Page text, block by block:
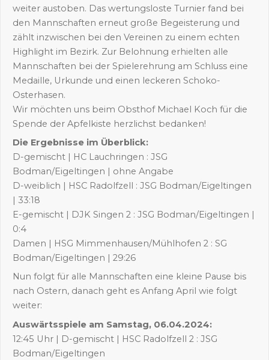
weiter austoben. Das wertungsloste Turnier fand bei
den Mannschaften erneut große Begeisterung und
zählt inzwischen bei den Vereinen zu einem echten
Highlight im Bezirk. Zur Belohnung erhielten alle
Mannschaften bei der Spielerehrung am Schluss eine
Medaille, Urkunde und einen leckeren Schoko-
Osterhasen.
Wir möchten uns beim Obsthof Michael Koch für die
Spende der Apfelkiste herzlichst bedanken!
Die Ergebnisse im Überblick:
D-gemischt | HC Lauchringen : JSG
Bodman/Eigeltingen | ohne Angabe
D-weiblich | HSC Radolfzell : JSG Bodman/Eigeltingen
| 33:18
E-gemischt | DJK Singen 2 : JSG Bodman/Eigeltingen |
0:4
Damen | HSG Mimmenhausen/Mühlhofen 2 : SG
Bodman/Eigeltingen | 29:26
Nun folgt für alle Mannschaften eine kleine Pause bis
nach Ostern, danach geht es Anfang April wie folgt
weiter:
Auswärtsspiele am Samstag, 06.04.2024:
12:45 Uhr | D-gemischt | HSC Radolfzell 2 : JSG
Bodman/Eigeltingen